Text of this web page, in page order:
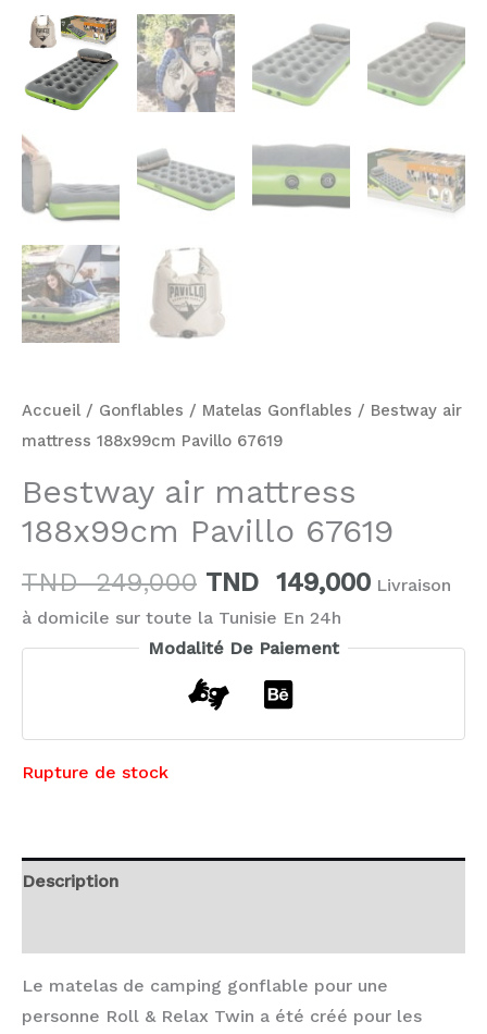
Accueil / Gonflables / Matelas Gonflables / Bestway air
mattress 188x99cm Pavillo 67619
Bestway air mattress
188x99cm Pavillo 67619
TND249,000 TND 149,000 Livraison
à domicile sur toute la Tunisie En 24h
Modalité De Paiement
Rupture de stock
Description
Le matelas de camping gonflable pour une
personne Roll & Relax Twin a été créé pour les